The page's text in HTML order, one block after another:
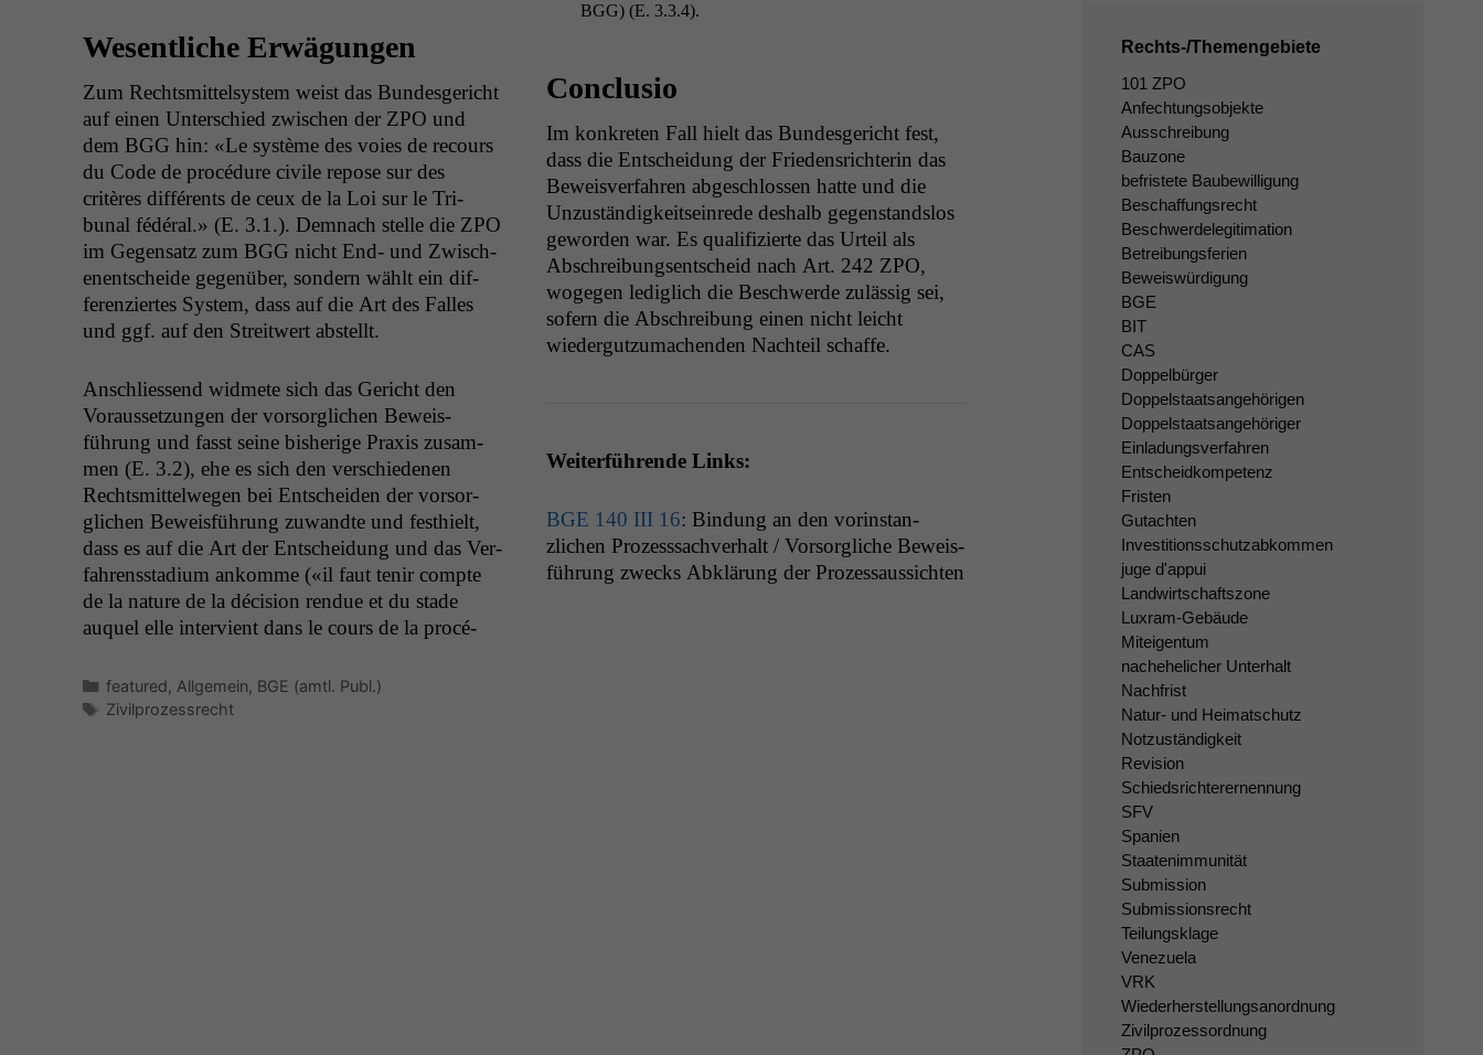
Wesentliche Erwägungen
Zum Rechtsmit­tel­sys­tem weist das Bun­des­gericht
auf einen Unter­schied zwis­chen der ZPO und
dem BGG hin: «Le sys­tème des voies de recours
du Code de procé­dure civile repose sur des
critères dif­férents de ceux de la Loi sur le Tri­
bunal fédéral.» (E. 3.1.). Dem­nach stelle die ZPO
im Gegen­satz zum BGG nicht End- und Zwis­ch­
enentschei­de gegenüber, son­dern wählt ein dif­
feren­ziertes Sys­tem, dass auf die Art des Fall­es
und ggf. auf den Stre­itwert abstellt.
Anschliessend wid­mete sich das Gericht den
Voraus­set­zun­gen der vor­sor­glichen Bewe­is­
führung und fasst seine bish­erige Prax­is zusam­
men (E. 3.2), ehe es sich den ver­schiede­nen
Rechtsmit­tel­we­gen bei Entschei­den der vor­sor­
glichen Bewe­is­führung zuwandte und fes­thielt,
dass es auf die Art der Entschei­dung und das Ver­
fahrenssta­di­um ankomme («il faut tenir compte
de la nature de la déci­sion ren­due et du stade
auquel elle inter­vient dans le cours de la procé­
BGG) (E. 3.3.4).
Conclusio
Im konkreten Fall hielt das Bun­des­gericht fest,
dass die Entschei­dung der Frieden­srich­terin das
Beweisver­fahren abgeschlossen hat­te und die
Unzuständigkeit­seinrede deshalb gegen­stand­s­los
gewor­den war. Es qual­i­fizierte das Urteil als
Abschrei­bungsentscheid nach Art. 242 ZPO,
woge­gen lediglich die Beschw­erde zuläs­sig sei,
sofern die Abschrei­bung einen nicht leicht
wiedergutzu­machen­den Nachteil schaffe.
Weit­er­führende Links:
BGE 140 III16: Bindung an den vorin­stan­
zlichen Prozess­sachver­halt / Vor­sor­gliche Bewe­is­
führung zwecks Abklärung der Prozessaussichten
Kategorien
featured, Allgemein, BGE (amtl. Publ.)
Schlagwörter
Zivilprozessrecht
Rechts-/Themengebiete
101 ZPO
Anfechtungsobjekte
Ausschreibung
Bauzone
befristete Baubewilligung
Beschaffungsrecht
Beschwerdelegitimation
Betreibungsferien
Beweiswürdigung
BGE
BIT
CAS
Doppelbürger
Doppelstaatsangehörigen
Doppelstaatsangehöriger
Einladungsverfahren
Entscheidkompetenz
Fristen
Gutachten
Investitionsschutzabkommen
juge d'appui
Landwirtschaftszone
Luxram-Gebäude
Miteigentum
nachehelicher Unterhalt
Nachfrist
Natur- und Heimatschutz
Notzuständigkeit
Revision
Schiedsrichterernennung
SFV
Spanien
Staatenimmunität
Submission
Submissionsrecht
Teilungsklage
Venezuela
VRK
Wiederherstellungsanordnung
Zivilprozessordnung